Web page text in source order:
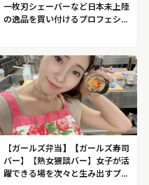
一枚刃シェーバーなど日本未上陸
の逸品を買い付けるプロフェショ
【ガールズ弁当】【ガールズ寿司
バー】【熟女猥談バー】女子が活
躍できる場を次々と生み出すプロ